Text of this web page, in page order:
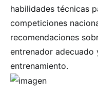
habilidades técnicas
competiciones
recomendaciones
entrenador
entrenamiento.